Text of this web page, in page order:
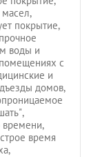
покрытие,
воды и
с
и
домов,
времени,
время